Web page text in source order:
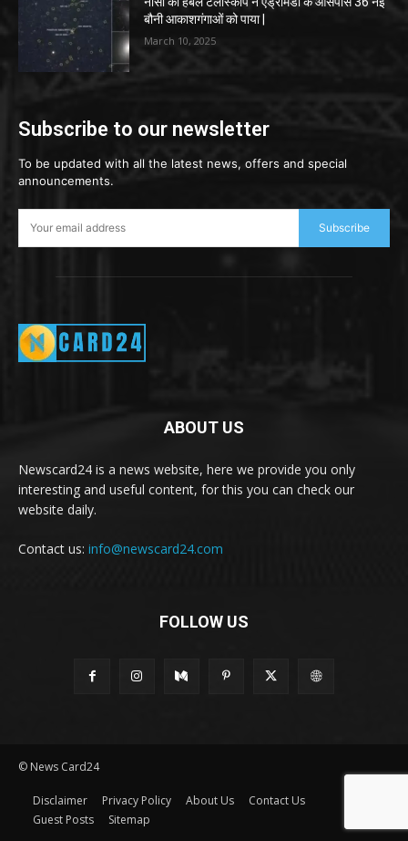
बौनी आकाशगंगाओं को पाया |
March 10, 2025
Subscribe to our newsletter
To be updated with all the latest news, offers and special
announcements.
Subscribe
ABOUT US
Newscard24 is a news website, here we provide you only
interesting and useful content, for this you can check our
website daily.
Contact us: info@newscard24.com
FOLLOW US
© News Card24
Disclaimer Privacy Policy About Us
Contact Us
Guest Posts
Sitemap